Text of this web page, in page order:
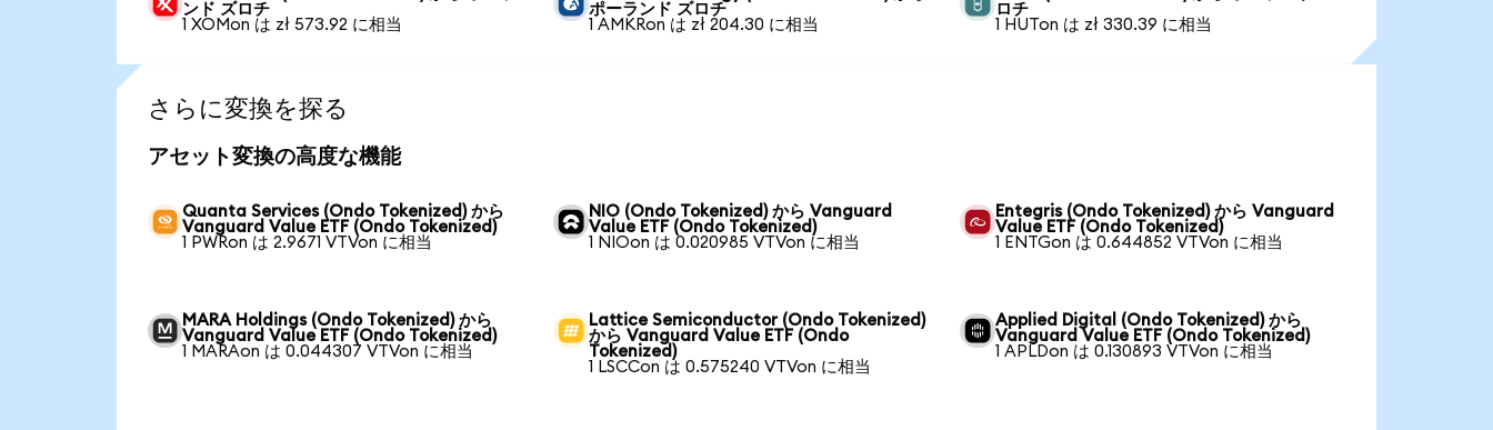
ンド ズロチ
1 XOMon は zł 573.92 に相当
ポーランド ズロチ
1 AMKRon は zł 204.30 に相当
ロチ
1 HUTon は zł 330.39 に相当
さらに変換を探る
アセット変換の高度な機能
Quanta Services (Ondo Tokenized) から
Vanguard Value ETF (Ondo Tokenized)
1 PWRon は 2.9671 VTVon に相当
NIO (Ondo Tokenized) から Vanguard
Value ETF (Ondo Tokenized)
1 NIOon は 0.020985 VTVon に相当
Entegris (Ondo Tokenized) から Vanguard
Value ETF (Ondo Tokenized)
1 ENTGon は 0.644852 VTVon に相当
MARA Holdings (Ondo Tokenized) から
Vanguard Value ETF (Ondo Tokenized)
1 MARAon は 0.044307 VTVon に相当
Lattice Semiconductor (Ondo Tokenized)
から Vanguard Value ETF (Ondo
Tokenized)
1 LSCCon は 0.575240 VTVon に相当
Applied Digital (Ondo Tokenized) から
Vanguard Value ETF (Ondo Tokenized)
1 APLDon は 0.130893 VTVon に相当